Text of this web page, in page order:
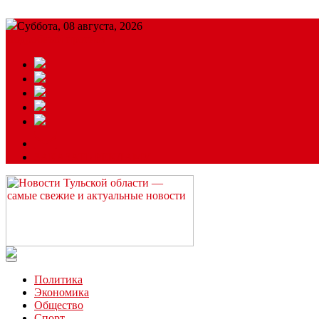
Суббота, 08 августа, 2026
Читайте последние новости дня в Тульской области на сайте
Политика
Экономика
Общество